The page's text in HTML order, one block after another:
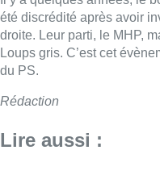
été discrédité après avoir
droite. Leur parti, le MHP,
Loups gris. C’est cet
du PS.
Rédaction
Lire aussi :